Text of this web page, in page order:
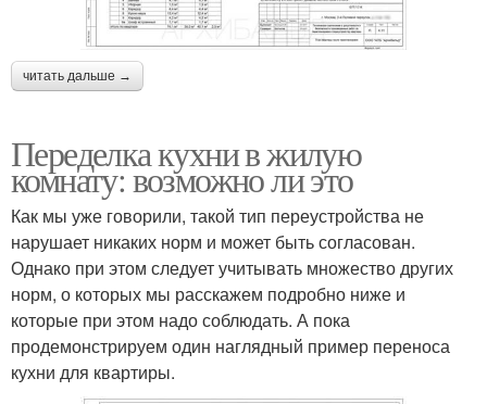
читать дальше →
Переделка кухни в жилую
комнату: возможно ли это
Как мы уже говорили, такой тип переустройства не
нарушает никаких норм и может быть согласован.
Однако при этом следует учитывать множество других
норм, о которых мы расскажем подробно ниже и
которые при этом надо соблюдать. А пока
продемонстрируем один наглядный пример переноса
кухни для квартиры.